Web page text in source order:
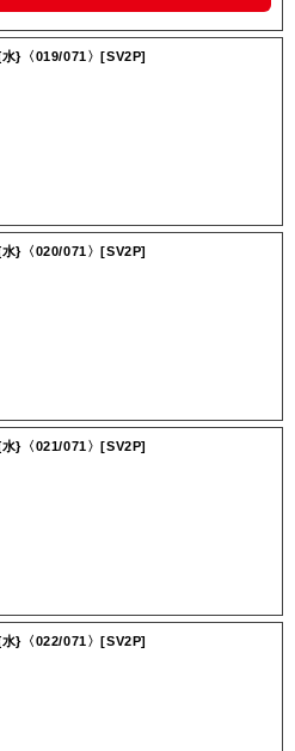
}〈019/071〉[SV2P]
}〈020/071〉[SV2P]
}〈021/071〉[SV2P]
}〈022/071〉[SV2P]